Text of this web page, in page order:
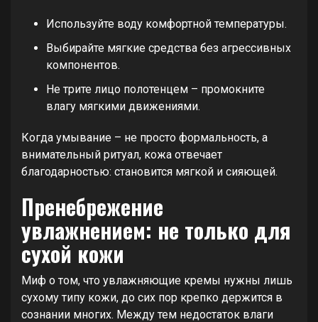
Используйте воду комфортной температуры.
Выбирайте мягкие средства без агрессивных
компонентов.
Не трите лицо полотенцем – промокните
влагу мягкими движениями.
Когда умывание – не просто формальность, а
внимательный ритуал, кожа отвечает
благодарностью: становится мягкой и сияющей.
Пренебрежение
увлажнением: не только для
сухой кожи
Миф о том, что увлажняющие кремы нужны лишь
сухому типу кожи, до сих пор крепко держится в
сознании многих. Между тем недостаток влаги